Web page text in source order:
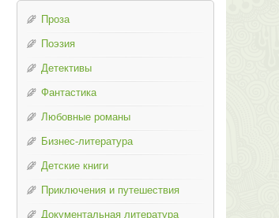
Проза
Поэзия
Детективы
Фантастика
Любовные романы
Бизнес-литература
Детские книги
Приключения и путешествия
Документальная литература